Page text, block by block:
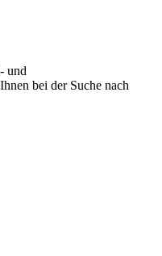
und
bei der Suche nach